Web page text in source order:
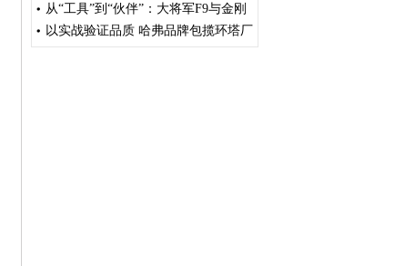
是“真香”选择？
从“工具”到“伙伴”：大将军F9与金刚
炮谁更懂创富者的需求？
以实战验证品质 哈弗品牌包揽环塔厂